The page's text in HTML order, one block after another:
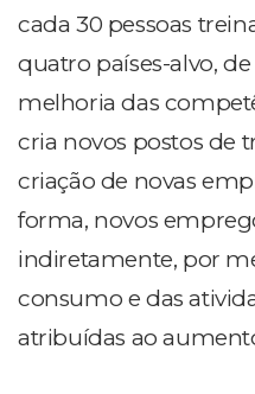
cada 30 pessoas
quatro países-alvo,
melhoria das
cria novos postos de
criação de novas
forma, novos
indiretamente, por
consumo e das
atribuídas ao